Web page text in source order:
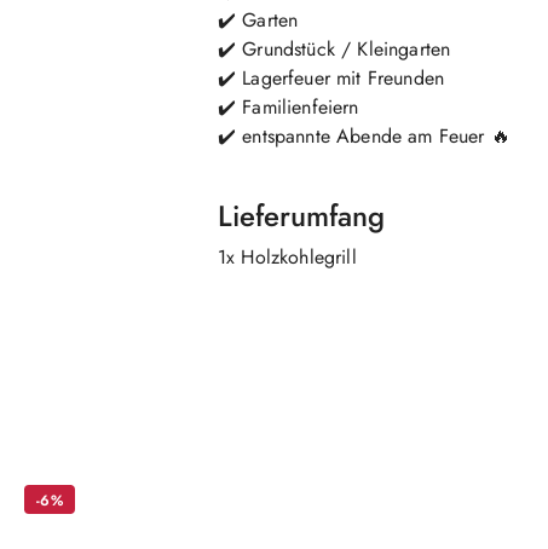
✔️ Garten
✔️ Grundstück / Kleingarten
✔️ Lagerfeuer mit Freunden
✔️ Familienfeiern
✔️ entspannte Abende am Feuer 🔥
Lieferumfang
1x Holzkohlegrill
-6%